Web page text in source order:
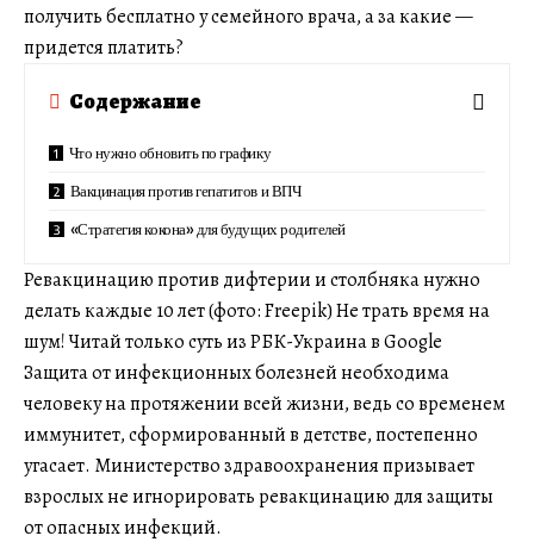
получить бесплатно у семейного врача, а за какие —
придется платить?
Содержание
Что нужно обновить по графику
Вакцинация против гепатитов и ВПЧ
«Стратегия кокона» для будущих родителей
Ревакцинацию против дифтерии и столбняка нужно
делать каждые 10 лет (фото: Freepik) Не трать время на
шум! Читай только суть из РБК-Украина в Google
Защита от инфекционных болезней необходима
человеку на протяжении всей жизни, ведь со временем
иммунитет, сформированный в детстве, постепенно
угасает. Министерство здравоохранения призывает
взрослых не игнорировать ревакцинацию для защиты
от опасных инфекций.